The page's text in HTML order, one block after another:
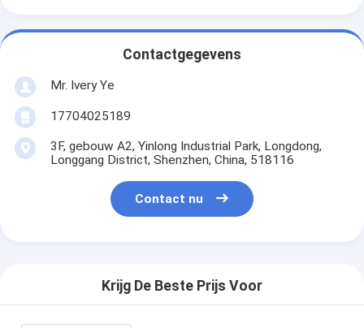
Contactgegevens
Mr. Ivery Ye
17704025189
3F, gebouw A2, Yinlong Industrial Park, Longdong,
Longgang District, Shenzhen, China, 518116
Contact nu
Krijg De Beste Prijs Voor